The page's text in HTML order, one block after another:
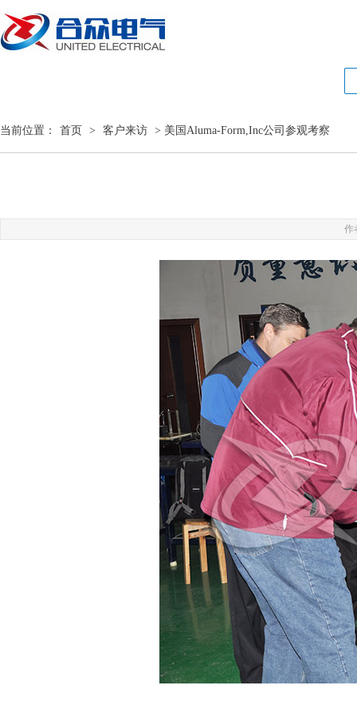
当前位置： 首页 > 客户来访 > 美国Aluma-Form,Inc公司参观考察
作